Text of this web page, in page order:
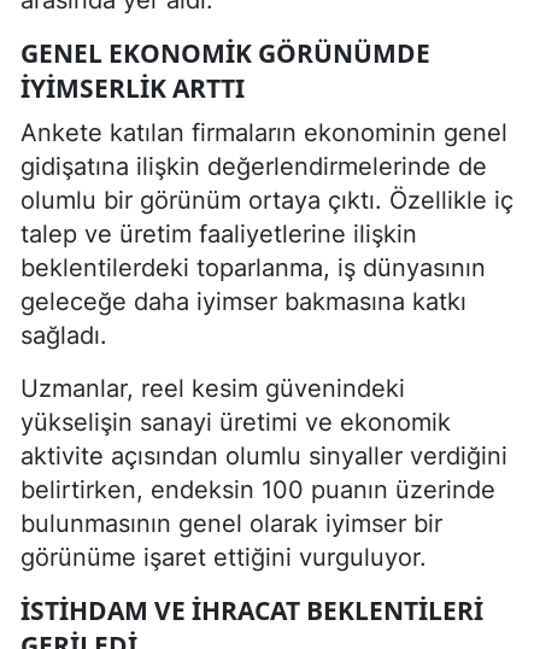
GENEL EKONOMIK GÖRÜNÜMDE
IYIMSERLIK ARTTI
Ankete katılan firmaların ekonominin genel
gidişatına ilişkin değerlendirmelerinde de
olumlu bir görünüm ortaya çıktı. Özellikle iç
talep ve üretim faaliyetlerine ilişkin
beklentilerdeki toparlanma, iş dünyasının
geleceğe daha iyimser bakmasına katkı
sağladı.
Uzmanlar, reel kesim güvenindeki
yükselişin sanayi üretimi ve ekonomik
aktivite açısından olumlu sinyaller verdiğini
belirtirken, endeksin 100 puanın üzerinde
bulunmasının genel olarak iyimser bir
görünüme işaret ettiğini vurguluyor.
İSTIHDAM VE IHRACAT BEKLENTILERI